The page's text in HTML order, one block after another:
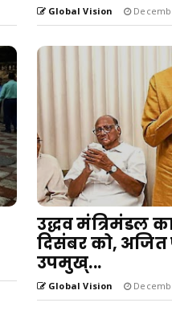
Global Vision
उद्धव मंत्रिमंडल
दिसंबर को,
उपमुख्...
Global Vision